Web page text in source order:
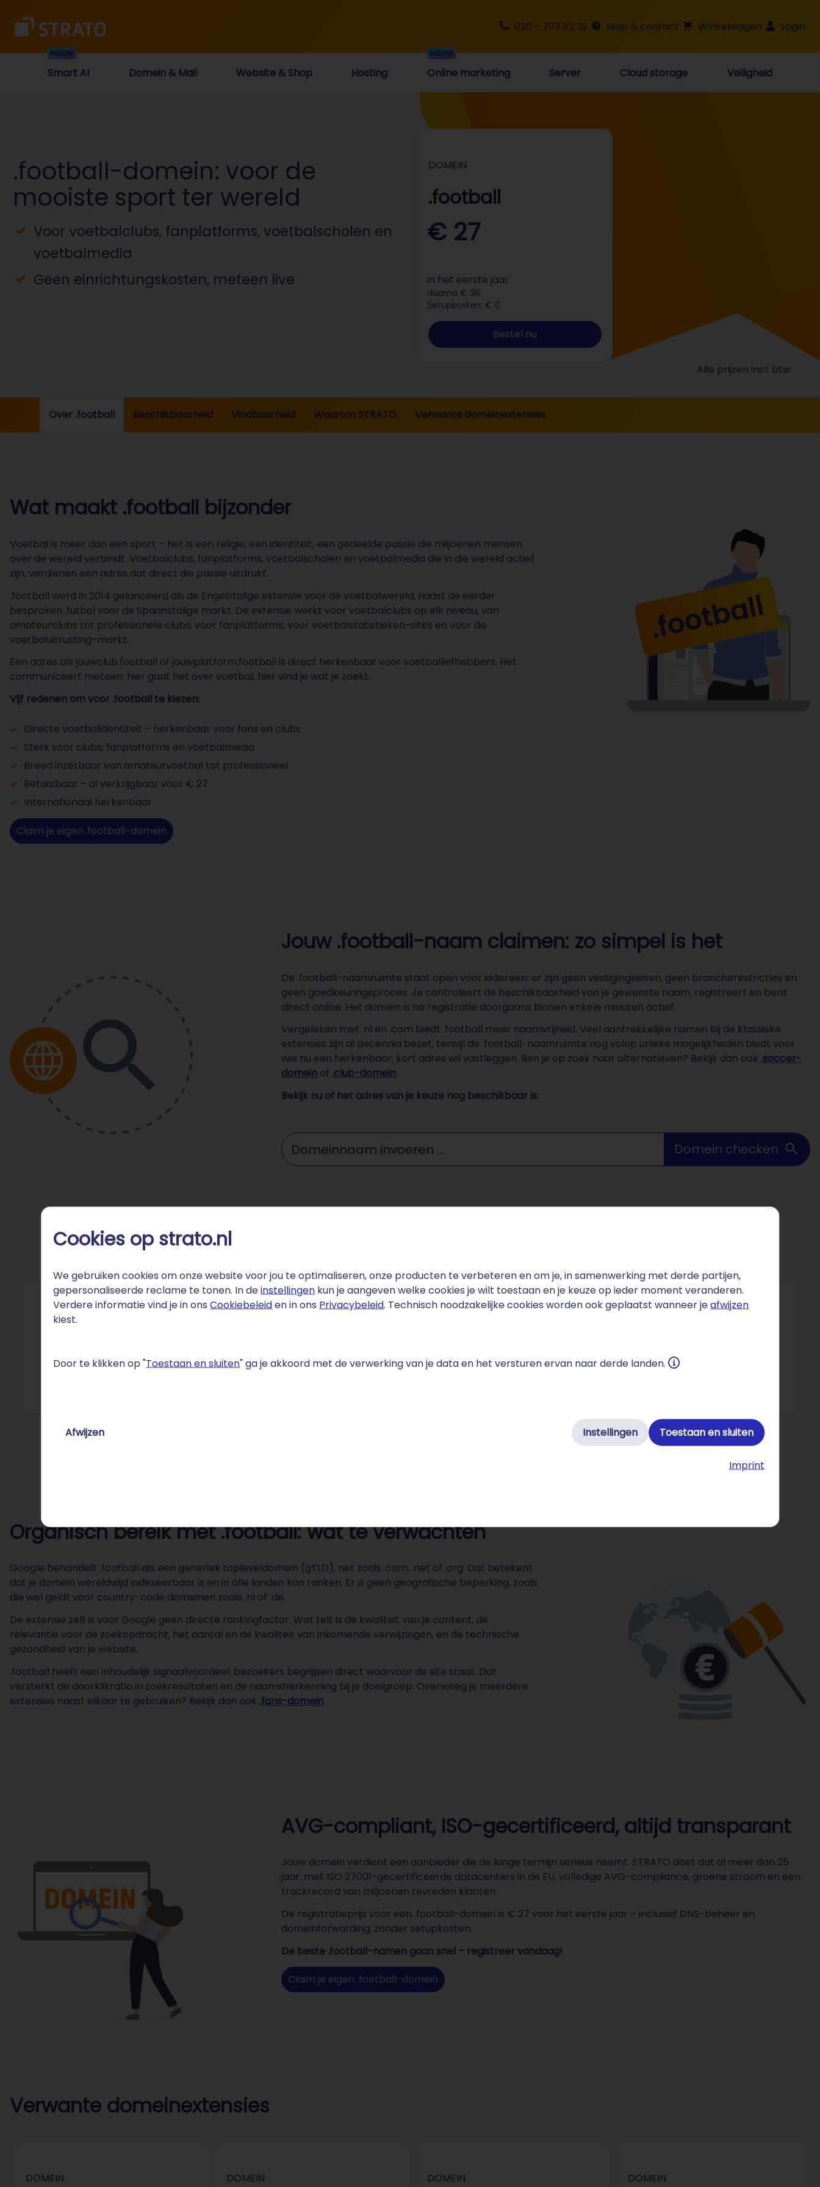
Cookies op strato.nl
We gebruiken cookies om onze website voor jou te optimaliseren, onze producten te verbeteren en om je, in samenwerking met derde partijen,
gepersonaliseerde reclame te tonen. In deinstellingen kun je aangeven welke cookies je wilt toestaan en je keuze op ieder moment veranderen.
Verdere informatie vind je in onsCookiebeleiden in ons Privacybeleid. Technisch noodzakelijke cookies worden ook geplaatst wanneer jeafwijzen
kiest.
Door te klikken op "Toestaan en sluiten" ga je akkoord met de verwerking van je data en het versturen ervan naar derde landen.
Afwijzen Instellingen Toestaan en sluiten
Imprint
020 - 703 82 32 Hulp & contact Winkelwagen Login
Smart AI Domein & Mail Website & Shop Hosting Online marketing Server Cloud storage Veiligheid
.football-domein: voor de
mooiste sport ter wereld
Voor voetbalclubs, fanplatforms, voetbalscholen en
voetbalmedia
Geen einrichtungskosten, meteen live
DOMEIN
.football
€ 27
in het eerste jaar
daarna € 36
Setupkosten: € 0
Bestel nu
Alle prijzen incl. btw
Over .football Beschikbaarheid Vindbaarheid Waarom STRATO Verwante domeinextensies
Wat maakt .football bijzonder
Voetbal is meer dan een sport – het is een religie, een identiteit, een gedeelde passie die miljoenen mensen
over de wereld verbindt. Voetbalclubs, fanplatforms, voetbalscholen en voetbalmedia die in die wereld actief
zijn, verdienen een adres dat direct die passie uitdrukt.
.football werd in 2014 gelanceerd als de Engelstalige extensie voor de voetbalwereld, naast de eerder
besproken .futbol voor de Spaanstalige markt. De extensie werkt voor voetbalclubs op elk niveau, van
amateurclubs tot professionele clubs, voor fanplatforms, voor voetbalstatistieken-sites en voor de
voetbaluitrusting-markt.
Een adres als jouwclub.football of jouwplatform.football is direct herkenbaar voor voetballiefhebbers. Het
communiceert meteen: hier gaat het over voetbal, hier vind je wat je zoekt.
Vijf redenen om voor .football te kiezen:
Directe voetbalidentiteit – herkenbaar voor fans en clubs
Sterk voor clubs, fanplatforms en voetbalmedia
Breed inzetbaar van amateurvoetbal tot professioneel
Betaalbaar – al verkrijgbaar voor € 27
Internationaal herkenbaar
Claim je eigen .football-domein
Jouw .football-naam claimen: zo simpel is het
De .football-naamruimte staat open voor iedereen: er zijn geen vestigingseisen, geen brancherestricties en
geen goedkeuringsproces. Je controleert de beschikbaarheid van je gewenste naam, registreert en bent
direct online. Het domein is na registratie doorgaans binnen enkele minuten actief.
Vergeleken met .nl en .com biedt .football meer naamvrijheid. Veel aantrekkelijke namen bij de klassieke
extensies zijn al decennia bezet, terwijl de .football-naamruimte nog volop unieke mogelijkheden biedt voor
wie nu een herkenbaar, kort adres wil vastleggen. Ben je op zoek naar alternatieven? Bekijk dan ook .soccer-
domein of .club-domein.
Bekijk nu of het adres van je keuze nog beschikbaar is:
Domeinnaam invoeren ...
Domein checken
Fun fact
Nederland heeft een rijke voetbaltraditie: het 'Totaalvoetbal' van de jaren zeventig, met spelers als Johan Cruijff,
heeft de wereldvoetbal permanent veranderd. De Eredivisie is de negende meest bekeken voetbalcompetitie ter
Organisch bereik met .football: wat te verwachten
Google behandelt .football als een generiek topleveldomein (gTLD), net zoals .com, .net of .org. Dat betekent
dat je domein wereldwijd indexeerbaar is en in alle landen kan ranken. Er is geen geografische beperking, zoals
die wel geldt voor country-code domeinen zoals .nl of .de.
De extensie zelf is voor Google geen directe rankingfactor. Wat telt is de kwaliteit van je content, de
relevantie voor de zoekopdracht, het aantal en de kwaliteit van inkomende verwijzingen, en de technische
gezondheid van je website.
.football heeft een inhoudelijk signaalvoordeel: bezoekers begrijpen direct waarvoor de site staat. Dat
versterkt de doorklikratio in zoekresultaten en de naamsherkenning bij je doelgroep. Overweeg je meerdere
extensies naast elkaar te gebruiken? Bekijk dan ook .fans-domein.
AVG-compliant, ISO-gecertificeerd, altijd transparant
Jouw domein verdient een aanbieder die de lange termijn serieus neemt. STRATO doet dat al meer dan 25
jaar: met ISO 27001-gecertificeerde datacenters in de EU, volledige AVG-compliance, groene stroom en een
trackrecord van miljoenen tevreden klanten.
De registratieprijs voor een .football-domein is € 27 voor het eerste jaar – inclusief DNS-beheer en
domeinforwarding, zonder setupkosten.
De beste .football-namen gaan snel – registreer vandaag!
Claim je eigen .football-domein
Verwante domeinextensies
DOMEIN DOMEIN DOMEIN DOMEIN